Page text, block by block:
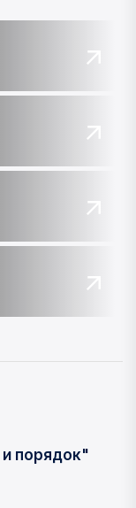
и порядок"